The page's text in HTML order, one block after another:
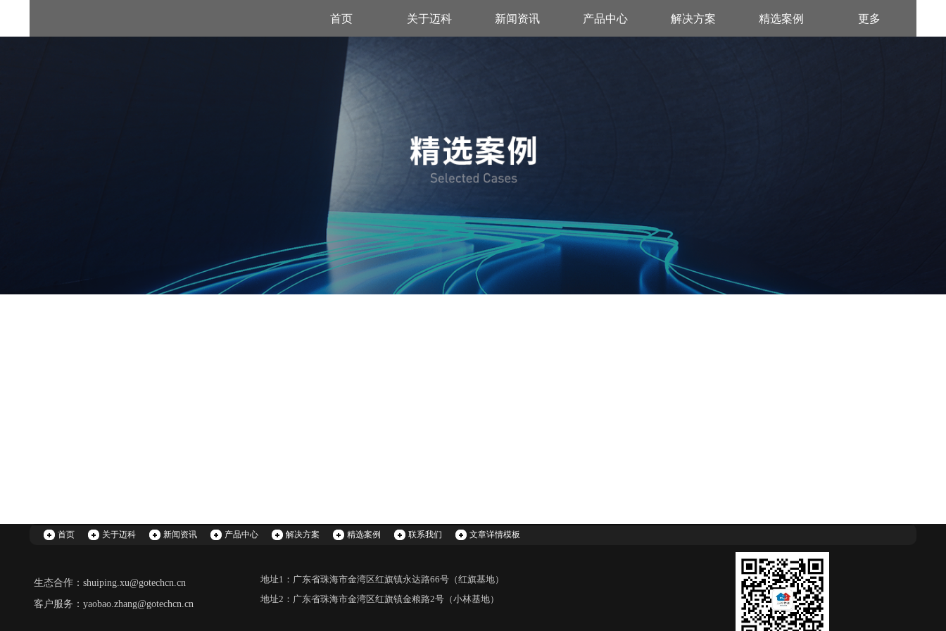
首页 关于迈科 新闻资讯 产品中心 解决方案 精选案例 更多
地址1：广东省珠海市金湾区红旗镇永达路66号（红旗基地）
地址2：广东省珠海市金湾区红旗镇金粮路2号（小林基地）
生态合作：shuiping.xu@gotechcn.cn
客户服务：yaobao.zhang@gotechcn.cn
首页 关于迈科 新闻资讯 产品中心 解决方案 精选案例 联系我们 文章详情模板